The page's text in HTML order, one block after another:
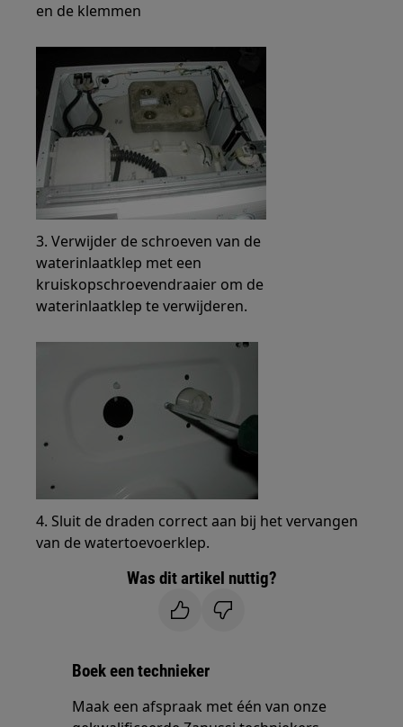
en de klemmen
3. Verwijder de schroeven van de
waterinlaatklep met een
kruiskopschroevendraaier om de
waterinlaatklep te verwijderen.
4. Sluit de draden correct aan bij het vervangen
van de watertoevoerklep.
Was dit artikel nuttig?
Boek een technieker
Maak een afspraak met één van onze